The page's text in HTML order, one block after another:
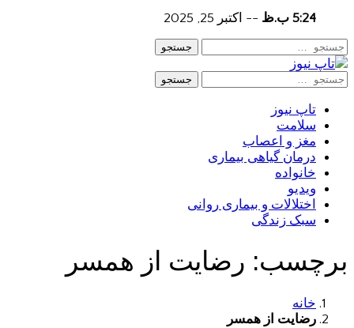
5:24 ب.ظ -- اکتبر 25, 2025
جستجو
جستجو
تاپ نیوز
سلامت
مغز و اعصاب
درمان گیاهی بیماری
خانواده
ویدیو
اختلالات و بیماری روانی
سبک زندگی
برچسب: رضایت از همسر
خانه
رضایت از همسر